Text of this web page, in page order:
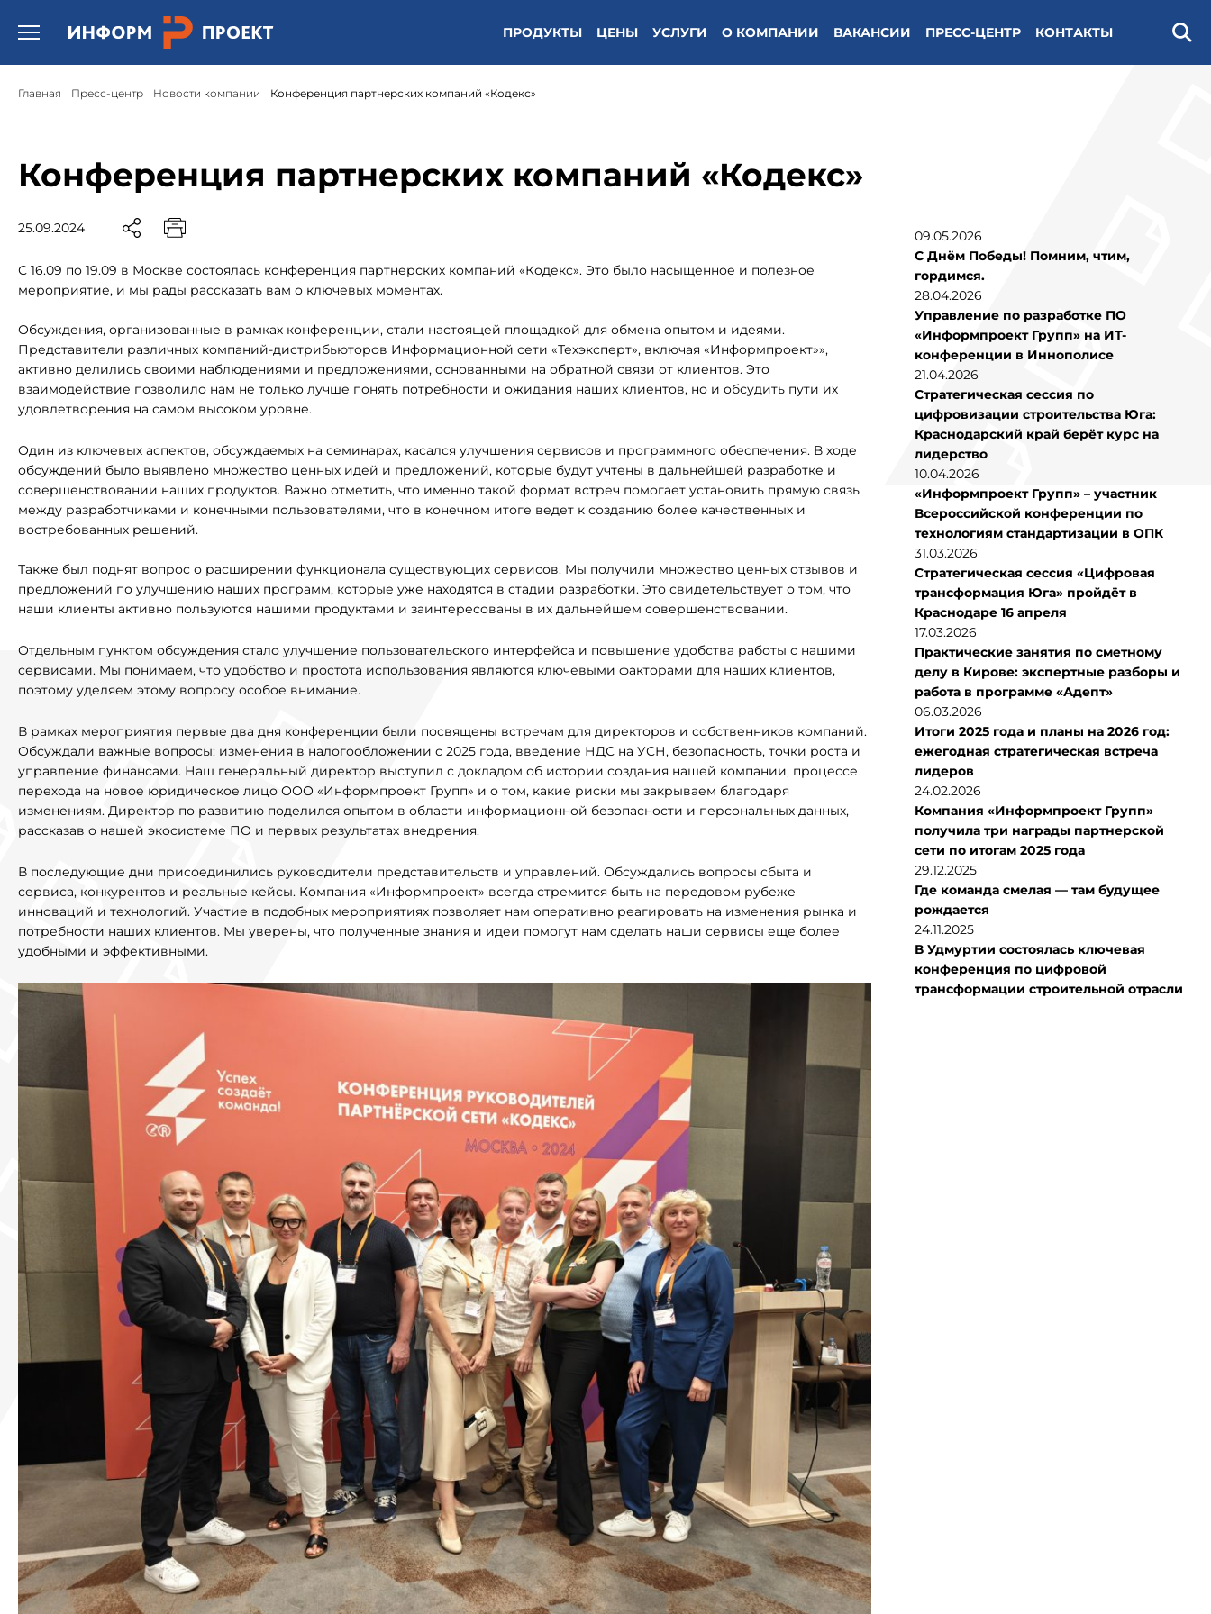
Открыть бургер меню. ПРОДУКТЫ ЦЕНЫ УСЛУГИ О КОМПАНИИ ВАКАНСИИ ПРЕСС-ЦЕНТР КОНТАКТЫ
Главная Пресс-центр Новости компании Конференция партнерских компаний «Кодекс»
Конференция партнерских компаний «Кодекс»
25.09.2024
С 16.09 по 19.09 в Москве состоялась конференция партнерских компаний «Кодекс». Это было насыщенное и полезное
мероприятие, и мы рады рассказать вам о ключевых моментах.
Обсуждения, организованные в рамках конференции, стали настоящей площадкой для обмена опытом и идеями.
Представители различных компаний-дистрибьюторов Информационной сети «Техэксперт», включая «Информпроект»»,
активно делились своими наблюдениями и предложениями, основанными на обратной связи от клиентов. Это
взаимодействие позволило нам не только лучше понять потребности и ожидания наших клиентов, но и обсудить пути их
удовлетворения на самом высоком уровне.
Один из ключевых аспектов, обсуждаемых на семинарах, касался улучшения сервисов и программного обеспечения. В ходе
обсуждений было выявлено множество ценных идей и предложений, которые будут учтены в дальнейшей разработке и
совершенствовании наших продуктов. Важно отметить, что именно такой формат встреч помогает установить прямую связь
между разработчиками и конечными пользователями, что в конечном итоге ведет к созданию более качественных и
востребованных решений.
Также был поднят вопрос о расширении функционала существующих сервисов. Мы получили множество ценных отзывов и
предложений по улучшению наших программ, которые уже находятся в стадии разработки. Это свидетельствует о том, что
наши клиенты активно пользуются нашими продуктами и заинтересованы в их дальнейшем совершенствовании.
Отдельным пунктом обсуждения стало улучшение пользовательского интерфейса и повышение удобства работы с нашими
сервисами. Мы понимаем, что удобство и простота использования являются ключевыми факторами для наших клиентов,
поэтому уделяем этому вопросу особое внимание.
В рамках мероприятия первые два дня конференции были посвящены встречам для директоров и собственников компаний.
Обсуждали важные вопросы: изменения в налогообложении с 2025 года, введение НДС на УСН, безопасность, точки роста и
управление финансами. Наш генеральный директор выступил с докладом об истории создания нашей компании, процессе
перехода на новое юридическое лицо ООО «Информпроект Групп» и о том, какие риски мы закрываем благодаря
изменениям. Директор по развитию поделился опытом в области информационной безопасности и персональных данных,
рассказав о нашей экосистеме ПО и первых результатах внедрения.
В последующие дни присоединились руководители представительств и управлений. Обсуждались вопросы сбыта и
сервиса, конкурентов и реальные кейсы. Компания «Информпроект» всегда стремится быть на передовом рубеже
инноваций и технологий. Участие в подобных мероприятиях позволяет нам оперативно реагировать на изменения рынка и
потребности наших клиентов. Мы уверены, что полученные знания и идеи помогут нам сделать наши сервисы еще более
удобными и эффективными.
09.05.2026
С Днём Победы! Помним, чтим,
гордимся.
28.04.2026
Управление по разработке ПО
«Информпроект Групп» на ИТ-
конференции в Иннополисе
21.04.2026
Стратегическая сессия по
цифровизации строительства Юга:
Краснодарский край берёт курс на
лидерство
10.04.2026
«Информпроект Групп» – участник
Всероссийской конференции по
технологиям стандартизации в ОПК
31.03.2026
Стратегическая сессия «Цифровая
трансформация Юга» пройдёт в
Краснодаре 16 апреля
17.03.2026
Практические занятия по сметному
делу в Кирове: экспертные разборы и
работа в программе «Адепт»
06.03.2026
Итоги 2025 года и планы на 2026 год:
ежегодная стратегическая встреча
лидеров
24.02.2026
Компания «Информпроект Групп»
получила три награды партнерской
сети по итогам 2025 года
29.12.2025
Где команда смелая — там будущее
рождается
24.11.2025
В Удмуртии состоялась ключевая
конференция по цифровой
трансформации строительной отрасли